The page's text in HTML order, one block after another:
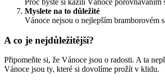
Myslete na to důležité
Vánoce nejsou o nejlepším bramborovém
A co je nejdůležitější?
Připomeňte si, že Vánoce jsou o radosti. A ta
Vánoce jsou ty, které si dovolíme prožít v klidu.